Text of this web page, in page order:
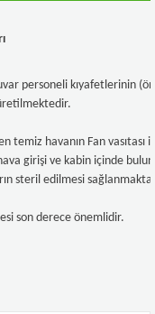
personeli kıyafetlerinin
temiz havanın Fan
girişi ve kabin içinde
steril edilmesi
son derece önemlidir.